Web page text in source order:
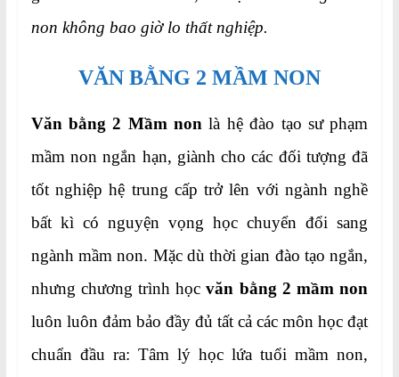
non không bao giờ lo thất nghiệp.
VĂN BẰNG 2 MẦM NON
Văn bằng 2 Mầm nonlà hệ đào tạo sư phạm
mầm non ngắn hạn, giành cho các đối tượng đã
tốt nghiệp hệ trung cấp trở lên với ngành nghề
bất kì có nguyện vọng học chuyển đổi sang
ngành mầm non. Mặc dù thời gian đào tạo ngắn,
nhưng chương trình họcvăn bằng 2 mầm non
luôn luôn đảm bảo đầy đủ tất cả các môn học đạt
chuẩn đầu ra: Tâm lý học lứa tuổi mầm non,